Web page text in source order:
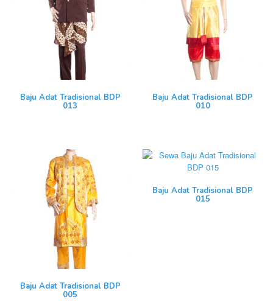
Baju Adat Tradisional BDP
013
Baju Adat Tradisional BDP
010
Baju Adat Tradisional BDP
005
Baju Adat Tradisional BDP
015